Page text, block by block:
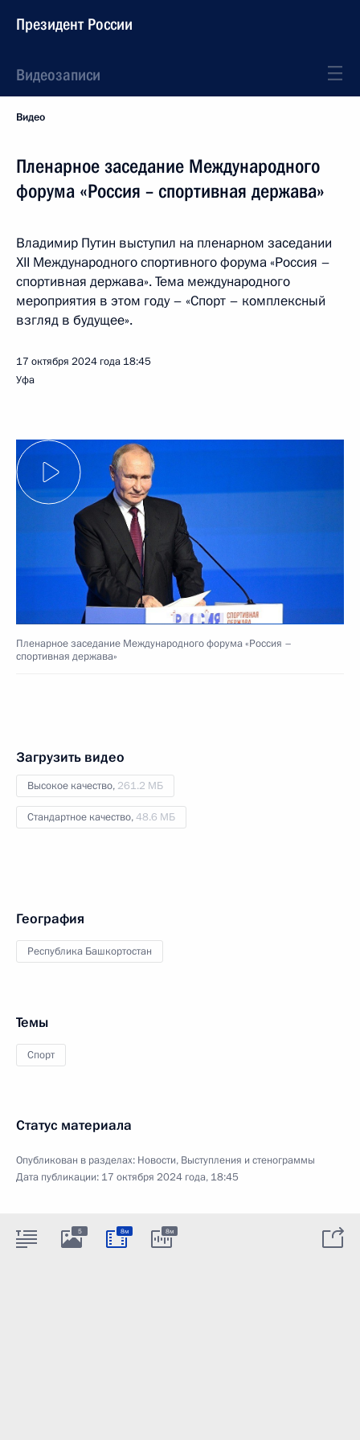
Президент России
Видеозаписи
Видео
Пленарное заседание Международного
форума «Россия – спортивная держава»
Владимир Путин выступил на пленарном заседании
XII Международного спортивного форума «Россия –
спортивная держава». Тема международного
мероприятия в этом году – «Спорт – комплексный
взгляд в будущее».
17 октября 2024 года 18:45
Уфа
Пленарное заседание Международного форума «Россия –
спортивная держава»
Загрузить видео
Высокое качество, 261.2 МБ
Стандартное качество,48.6 МБ
География
Республика Башкортостан
Темы
Спорт
Статус материала
Опубликован в разделах: Новости, Выступления и стенограммы
Дата публикации: 17 октября 2024 года, 18:45
5 8м 8м